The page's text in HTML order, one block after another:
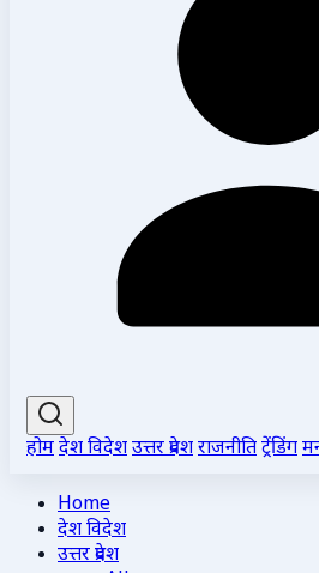
होमदेश विदेशउत्तर प्रदेशराजनीतिट्रेंडिंग
Home
देश विदेश
उत्तर प्रदेश